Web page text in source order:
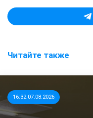
Читайте также
16:32 07.08.2026